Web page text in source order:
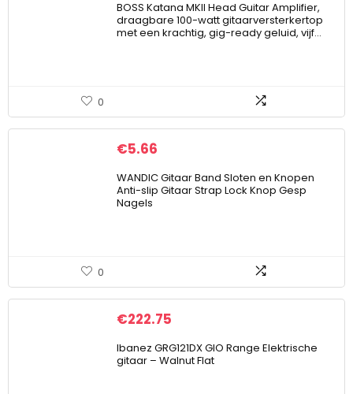
BOSS Katana MKII Head Guitar Amplifier,
draagbare 100-watt gitaarversterkertop
met een krachtig, gig-ready geluid, vijf…
0
€5.66
WANDIC Gitaar Band Sloten en Knopen
Anti-slip Gitaar Strap Lock Knop Gesp
Nagels
0
€222.75
Ibanez GRG121DX GIO Range Elektrische
gitaar – Walnut Flat